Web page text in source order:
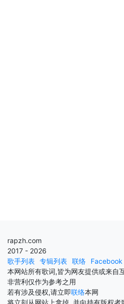
rapzh.com
2017 - 2026
歌手列表 专辑列表 联络
Facebook
本网站所有歌词,皆为网友提供或来自
非营利仅作为参考之用
若有涉及侵权,请立即联络本网
将立刻从网站上拿掉, 并向持有版权者